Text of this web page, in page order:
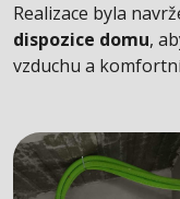
Realizace byla
dispozice domu,
vzduchu a